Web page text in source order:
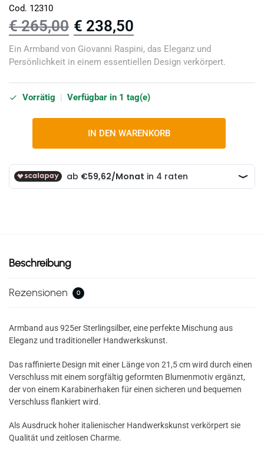
Cod. 12310
€265,00 € 238,50
Ein Armband von Giovanni Raspini, das Eleganz und
Persönlichkeit in einem essentiellen Design verkörpert.
Vorrätig Verfügbar in 1 tag(e)
IN DEN WARENKORB
Beschreibung
Rezensionen 0
Armband aus 925er Sterlingsilber, eine perfekte Mischung aus
Eleganz und traditioneller Handwerkskunst.
Das raffinierte Design mit einer Länge von 21,5 cm wird durch einen
Verschluss mit einem sorgfältig geformten Blumenmotiv ergänzt,
der von einem Karabinerhaken für einen sicheren und bequemen
Verschluss flankiert wird.
Als Ausdruck hoher italienischer Handwerkskunst verkörpert sie
Qualität und zeitlosen Charme.